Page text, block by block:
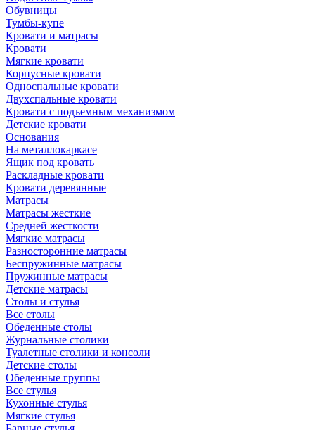
Обувницы
Тумбы-купе
Кровати и матрасы
Кровати
Мягкие кровати
Корпусные кровати
Односпальные кровати
Двухспальные кровати
Кровати с подъемным механизмом
Детские кровати
Основания
На металлокаркасе
Ящик под кровать
Раскладные кровати
Кровати деревянные
Матрасы
Матрасы жесткие
Средней жесткости
Мягкие матрасы
Разносторонние матрасы
Беспружинные матрасы
Пружинные матрасы
Детские матрасы
Столы и стулья
Все столы
Обеденные столы
Журнальные столики
Туалетные столики и консоли
Детские столы
Обеденные группы
Все стулья
Кухонные стулья
Мягкие стулья